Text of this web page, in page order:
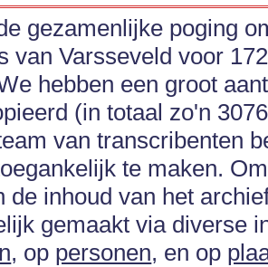
gezamenlijke poging
van Varsseveld voor
hebben een groot
(in totaal zo'n
van transcribenten
te maken.
de inhoud van het
gemaakt via diverse
, op personen, en op